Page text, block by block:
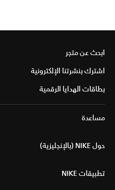
ابحث عن متجر
اشترك بنشرتنا الإلكترونية
بطاقات الهدايا الرقمية
مساعدة
حول NIKE (بالإنجليزية)
تطبيقات NIKE